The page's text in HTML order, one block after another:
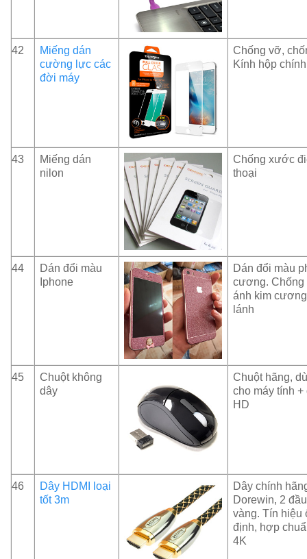
42
Miếng dán
cường lực các
đời máy
Chống vỡ,
Kính hộp
43
Miếng dán
nilon
Chống xước
thoại
44
Dán đổi màu
Iphone
Dán đổi màu
cương.
ánh kim
lánh
45
Chuột không
dây
Chuột hãng,
cho máy tính +
HD
46
Dây HDMI loại
tốt 3m
Dây chính
Dorewin, 2
vàng. Tín hiệu
định, hợp
4K